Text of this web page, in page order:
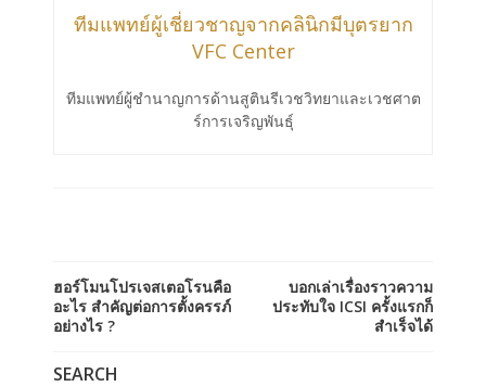
ทีมแพทย์ผู้เชี่ยวชาญจากคลินิกมีบุตรยาก
VFC Center
ทีมแพทย์ผู้ชำนาญการด้านสูตินรีเวชวิทยาและเวชศาต
ร์การเจริญพันธ์ุ
ฮอร์โมนโปรเจสเตอโรนคือ
อะไร สำคัญต่อการตั้งครรภ์
อย่างไร ?
บอกเล่าเรื่องราวความ
ประทับใจ ICSI ครั้งแรกก็
สำเร็จได้
SEARCH